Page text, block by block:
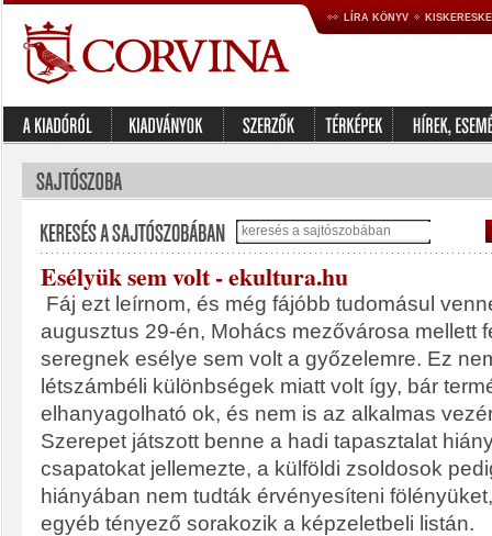
LÍRA KÖNYV
Esélyük sem volt - ekultura.hu
Fáj ezt leírnom, és még fájóbb tudomásul
augusztus 29-én, Mohács mezővárosa mellett
seregnek esélye sem volt a győzelemre. Ez
létszámbéli különbségek miatt volt így, bár
elhanyagolható ok, és nem is az alkalmas
Szerepet játszott benne a hadi tapasztalat
csapatokat jellemezte, a külföldi zsoldosok
hiányában nem tudták érvényesíteni
egyéb tényező sorakozik a képzeletbeli listán.